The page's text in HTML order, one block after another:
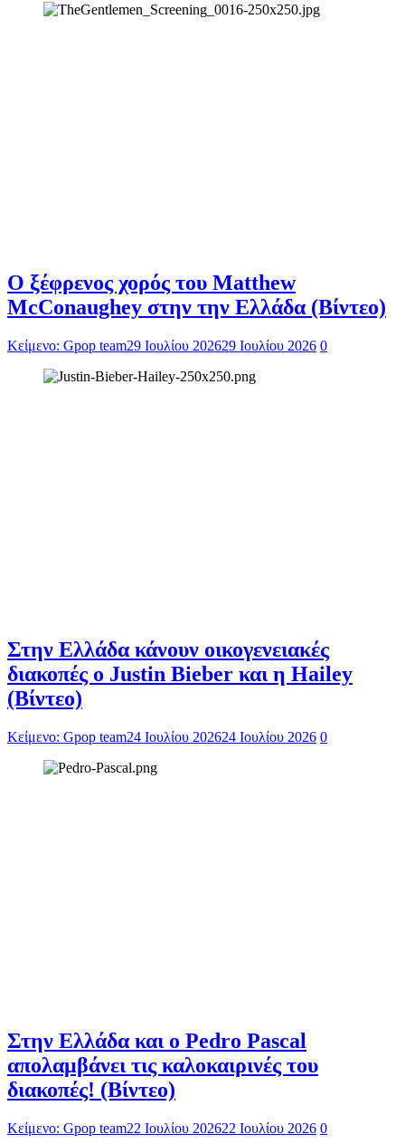
Ο ξέφρενος χορός του Matthew
McConaughey στην την Ελλάδα (Βίντεο)
Κείμενο: Gpop team29 Ιουλίου 202629 Ιουλίου 2026 0
Στην Ελλάδα κάνουν οικογενειακές
διακοπές ο Justin Bieber και η Hailey
(Βίντεο)
Κείμενο: Gpop team24 Ιουλίου 202624 Ιουλίου 2026 0
Στην Ελλάδα και ο Pedro Pascal
απολαμβάνει τις καλοκαιρινές του
διακοπές! (Βίντεο)
Κείμενο: Gpop team22 Ιουλίου 202622 Ιουλίου 2026 0